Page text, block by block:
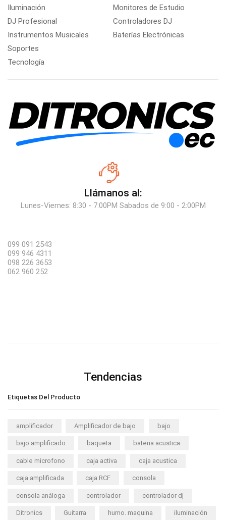
Iluminación
DJ Profesional
Instrumentos Musicales
Soportes
Tecnología
Monitores de Estudio
Controladores DJ
Baterías Electrónicas
Llámanos al:
Lunes-Viernes: 8:30 - 7:00PM Sabados de 9:00 - 2:00PM
099 091 2543
099 946 4311
098 226 3653
062 960 252
Tendencias
Etiquetas Del Producto
amplificador Amplificador de bajo bajo
bajo amplificado baqueta bateria acustica
cable microfono caja activa caja acustica
caja amplificada caja RCF consola
consola análoga controlador controlador dj
Ditronics Guitarra humo. maquina iluminación